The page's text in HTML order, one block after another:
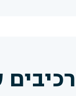
רכיבים